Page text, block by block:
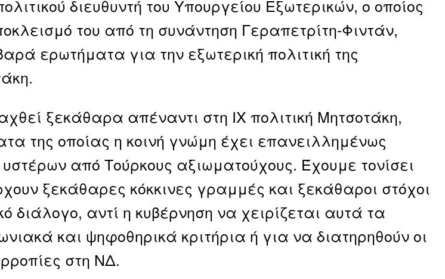
διευθυντή του Υπουργείου Εξωτερικών, ο οποίος
του από τη συνάντηση Γεραπετρίτη-Φιντάν,
ερωτήματα για την εξωτερική πολιτική της
ξεκάθαρα απέναντι στη ΙΧ πολιτική Μητσοτάκη,
της οποίας η κοινή γνώμη έχει επανειλλημένως
από Τούρκους αξιωματούχους. Έχουμε τονίσει
ξεκάθαρες κόκκινες γραμμές και ξεκάθαροι στόχοι
διάλογο, αντί η κυβέρνηση να χειρίζεται αυτά τα
και ψηφοθηρικά κριτήρια ή για να διατηρηθούν οι
στη ΝΔ.